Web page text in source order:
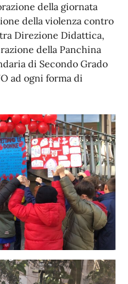
della giornata
della violenza contro
Direzione Didattica,
della Panchina
di Secondo Grado
ad ogni forma di